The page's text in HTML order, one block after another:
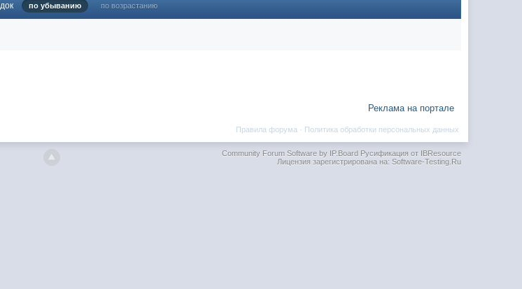
по убыванию по возрастанию
Реклама на портале
Политика обработки персональных данных
Правила форума ·
Community Forum Software by IP.BoardРусификация от IBResource
Лицензия зарегистрирована на: Software-Testing.Ru